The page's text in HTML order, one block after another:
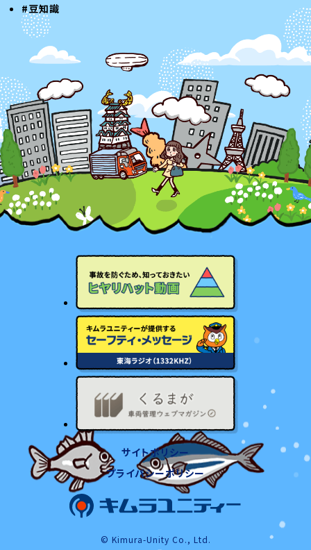
#豆知識
サイトポリシー
プライバシーポリシー
© Kimura-Unity Co., Ltd.